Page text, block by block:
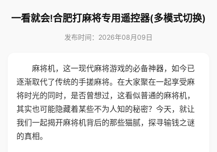
一看就会!合肥打麻将专用遥控器(多模式切换)
发布时间：2026年08月09日
麻将机，这一现代麻将游戏的必备神器，如今已
逐渐取代了传统的手搓麻将。在大家聚在一起享受麻
将时光的同时，是否曾想过，这看似普通的麻将机，
其实也可能隐藏着某些不为人知的秘密？今天，就让
我们一起揭开麻将机背后的那些猫腻，探寻输钱之谜
的真相。